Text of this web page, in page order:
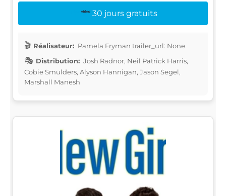
30 jours gratuits
Réalisateur: Pamela Fryman trailer_url: None
Distribution: Josh Radnor, Neil Patrick Harris,
Cobie Smulders, Alyson Hannigan, Jason Segel,
Marshall Manesh